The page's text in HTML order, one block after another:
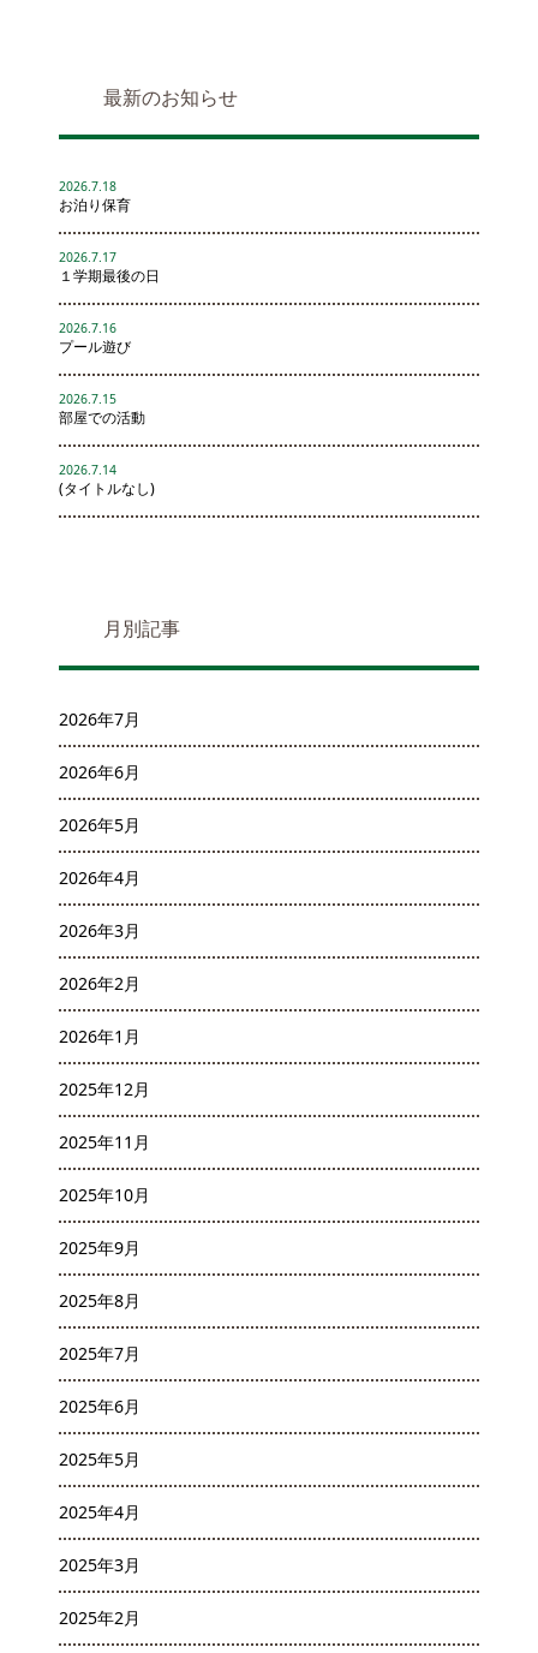
最新のお知らせ
お泊り保育
2026.7.18
１学期最後の日
2026.7.17
プール遊び
2026.7.16
部屋での活動
2026.7.15
(タイトルなし)
2026.7.14
月別記事
2026年7月
2026年6月
2026年5月
2026年4月
2026年3月
2026年2月
2026年1月
2025年12月
2025年11月
2025年10月
2025年9月
2025年8月
2025年7月
2025年6月
2025年5月
2025年4月
2025年3月
2025年2月